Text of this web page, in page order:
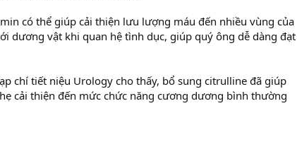
có thể giúp cải thiện lưu lượng máu đến nhiều vùng của
dương vật khi quan hệ tình dục, giúp quý ông dễ dàng đạt
chí tiết niệu Urology cho thấy, bổ sung citrulline đã giúp
cải thiện đến mức chức năng cương dương bình thường